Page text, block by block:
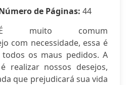
de Páginas: 44
muito comum
com necessidade, essa é
os maus pedidos. A
realizar nossos desejos,
que prejudicará sua vida